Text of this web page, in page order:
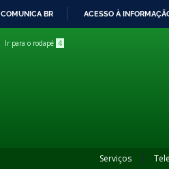
COMUNICA BR ACESSO À
Ir para o rodapé 4
Serviços